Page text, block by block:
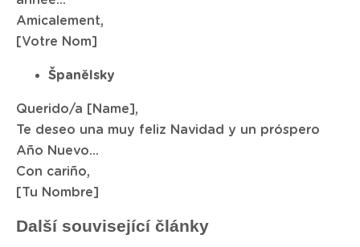
Amicalement,
[Votre Nom]
Španělsky
Querido/a [Name],
Te deseo una muy feliz Navidad y un próspero
Año Nuevo...
Con cariño,
[Tu Nombre]
Další související články